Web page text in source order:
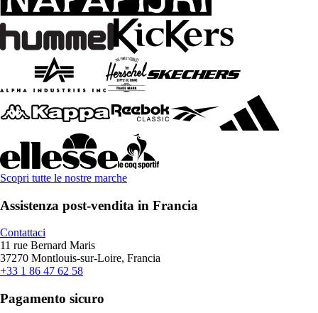
Scopri tutte le nostre marche
Assistenza post-vendita in Francia
Contattaci
11 rue Bernard Maris
37270 Montlouis-sur-Loire, Francia
+33 1 86 47 62 58
Pagamento sicuro